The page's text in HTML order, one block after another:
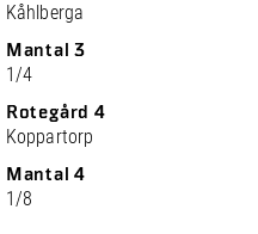
Kåhlberga
Mantal 3
1/4
Rotegård 4
Koppartorp
Mantal 4
1/8